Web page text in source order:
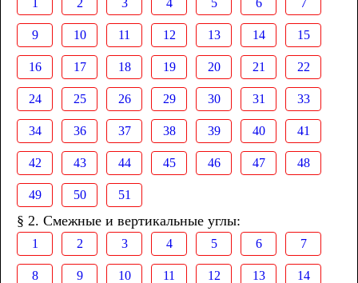
1 2 3 4 5 6 7
9 10 11 12 13 14 15
16 17 18 19 20 21 22
24 25 26 29 30 31 33
34 36 37 38 39 40 41
42 43 44 45 46 47 48
49 50 51
§ 2. Смежные и вертикальные углы:
1 2 3 4 5 6 7
8 9 10 11 12 13 14